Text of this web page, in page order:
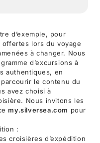
d’exemple, pour
lors du voyage
à changer. Nous
d’excursions à
authentiques, en
le contenu du
avez choisi à
Nous invitons les
my.silversea.com pour
:
croisières d’expédition